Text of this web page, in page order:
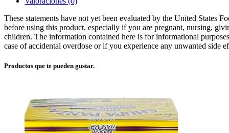
These statements have not yet been evaluated by the United States
before using this product, especially if you are pregnant, nursing,
children. The information contained here is for informational
case of accidental overdose or if you experience any unwanted side
Productos que te pueden gustar.